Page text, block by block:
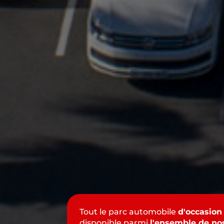
Tout le parc automobiled'occasion